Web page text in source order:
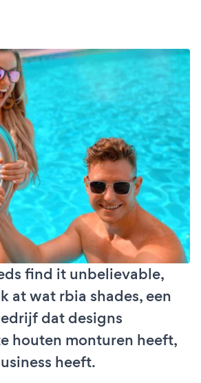
find it unbelievable,
at wat rbia shades, een
dat designs
houten monturen heeft,
heeft.